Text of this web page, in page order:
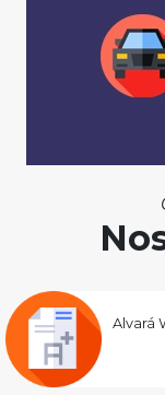
Alvará